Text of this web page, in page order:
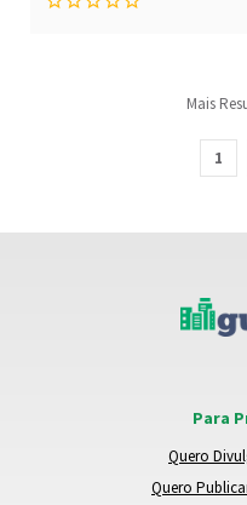
Mais
1
Para
Quero
Quero